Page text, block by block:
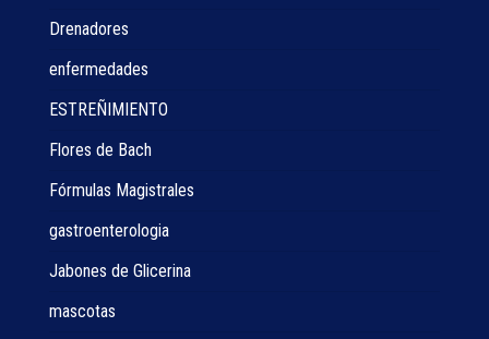
Drenadores
enfermedades
ESTREÑIMIENTO
Flores de Bach
Fórmulas Magistrales
gastroenterologia
Jabones de Glicerina
mascotas